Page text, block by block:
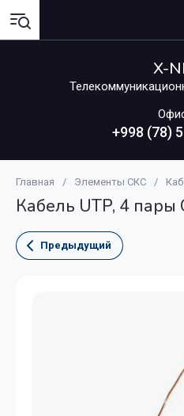
X-
+998 (78)
Главная / Элементы СКС /
Кабель UTP, 4 пары
Предыдущий